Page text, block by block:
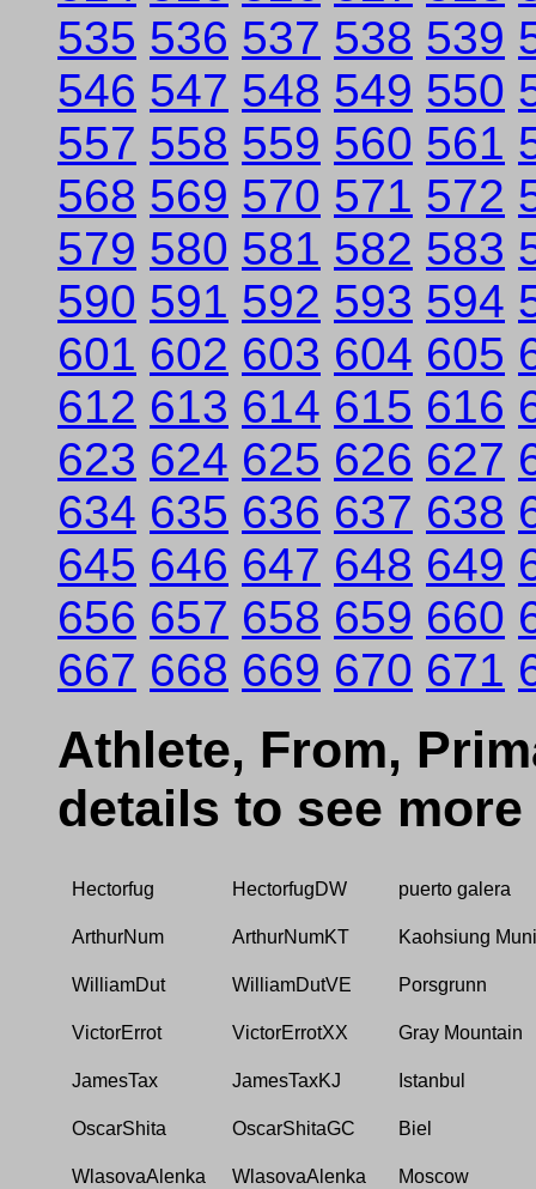
535 536 537 538 539
546 547 548 549 550
557 558 559 560 561
568 569 570 571 572
579 580 581 582 583
590 591 592 593 594
601 602 603 604 605
612 613 614 615 616
623 624 625 626 627
634 635 636 637 638
645 646 647 648 649
656 657 658 659 660
667 668 669 670 671
Athlete, From,
details to see more
Hectorfug HectorfugDW puerto galera
ArthurNum ArthurNumKT Kaohsiung
WilliamDut WilliamDutVE Porsgrunn
VictorErrot VictorErrotXX Gray Mountain
JamesTax JamesTaxKJ Istanbul
OscarShita OscarShitaGC Biel
WlasovaAlenka WlasovaAlenka Moscow